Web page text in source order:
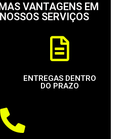
VANTAGENS EM
SERVIÇOS
ENTREGAS DENTRO
DO PRAZO